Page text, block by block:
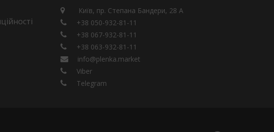
Київ, пр. Степана Бандери, 28 А
+38 050-932-81-11
+38 067-932-81-11
+38 063-932-81-11
info@plenka.market
Viber
Telegram